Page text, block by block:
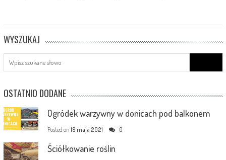
WYSZUKAJ
OSTATNIO DODANE
Ogródek warzywny w donicach pod balkonem
Posted on 19 maja 2021 0
Ściółkowanie roślin